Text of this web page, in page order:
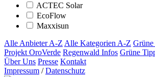
ACTEC Solar
EcoFlow
Maxxisun
Alle Anbieter A-Z Alle Kategorien A-Z Grüne
Projekt OroVerde Regenwald Infos Grüne
Über Uns Presse Kontakt
Impressum /Datenschutz